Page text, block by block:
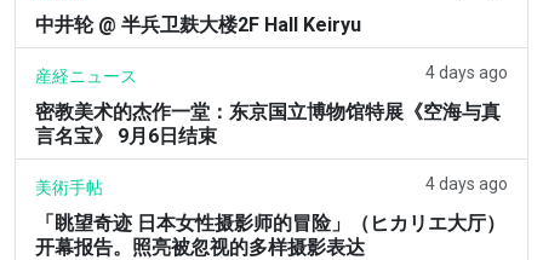
中井轮 @ 半兵卫麸大楼2F Hall Keiryu
産経ニュース 4 days ago
密教美术的杰作一堂：东京国立博物馆特展《空海与真
言名宝》 9月6日结束
美術手帖 4 days ago
「眺望奇迹 日本女性摄影师的冒险」（ヒカリエ大厅）
开幕报告。照亮被忽视的多样摄影表达